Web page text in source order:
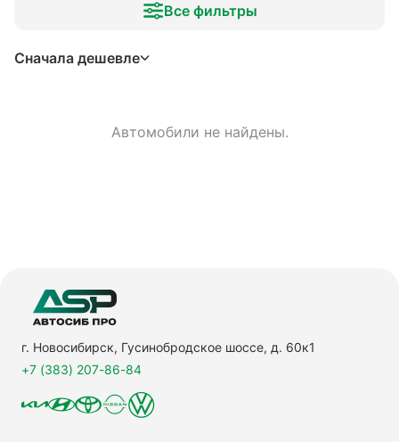
Все фильтры
Сначала дешевле
Автомобили не найдены.
г. Новосибирск, Гусинобродское шоссе, д. 60к1
+7 (383) 207-86-84